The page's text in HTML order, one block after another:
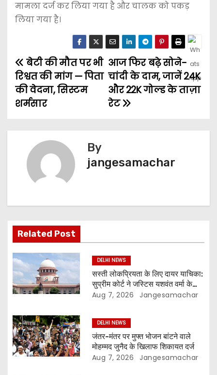
मामला दर्ज कर लिया गया है और चालक को पकड़
लिया गया है।
आज फिर बढ़े सोने-
चांदी के दाम, जानें 24K
और 22K गोल्ड के ताज़ा
रेट
बेटी की मौत पर भी
रिश्वत की मांग — पिता
की वेदना, सिस्टम
शर्मसार
By
jangesamachar
Related Post
DELHI NEWS
सस्ती लोकप्रियता के लिए दायर याचिका:
सुप्रीम कोर्ट ने जस्टिस यशवंत वर्मा के
खिलाफ FIR और जांच की मांग खारिज की
Aug 7, 2026 Jangesamachar
DELHI NEWS
जंतर-मंतर पर मुफ्त भोजन बांटने वाले
मोहम्मद जुनैद के खिलाफ शिकायत दर्ज
Aug 7, 2026 Jangesamachar